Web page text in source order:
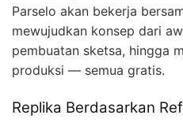
Parselo akan bekerja
mewujudkan konsep dari
pembuatan sketsa, hingga
produksi — semua gratis.
Replika Berdasarkan